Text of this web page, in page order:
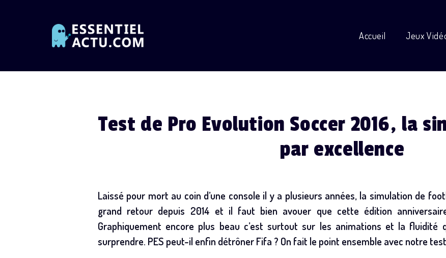
Accueil Jeux
Test de Pro Evolution Soccer 2016, la
par excellence
Laissé pour mort au coin d’une console il y a plusieurs années, la simulation de
grand retour depuis 2014 et il faut bien avouer que cette édition
Graphiquement encore plus beau c’est surtout sur les animations et la fluidité
surprendre. PES peut-il enfin détrôner Fifa ? On fait le point ensemble avec notre